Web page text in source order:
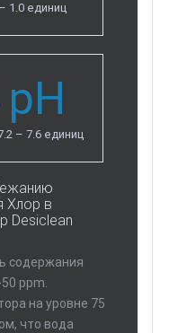
1.0 единиц
pH
– 7.6 единиц
Хлор в
Desiclean
содержания
ppm.
на уровне 75
что вода